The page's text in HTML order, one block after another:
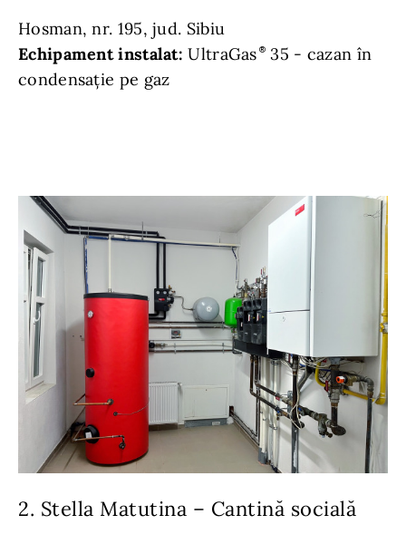
Hosman, nr. 195, jud. Sibiu
Echipament instalat: UltraGas
35 - cazan în
condensație pe gaz
2. Stella Matutina – Cantină socială